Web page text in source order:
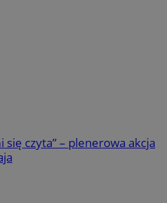
się czyta” – plenerowa akcja